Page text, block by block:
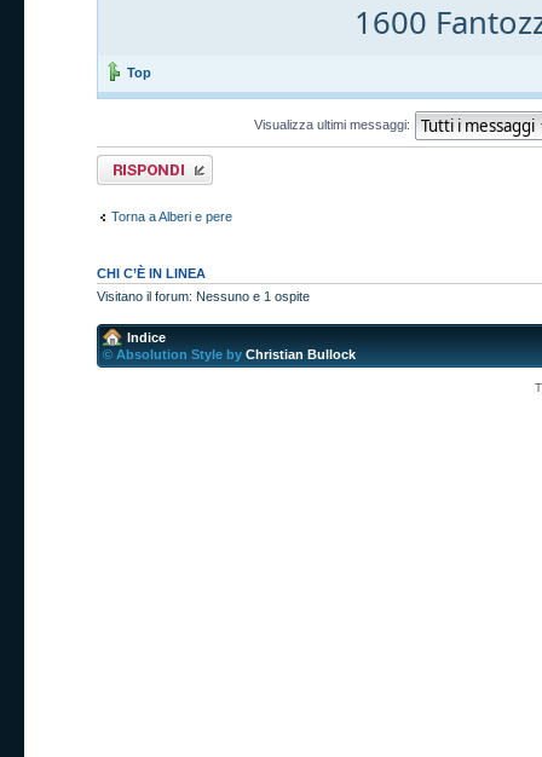
1600
Top
Visualizza ultimi messaggi:
Rispondi al
messaggio
Torna a Alberi e pere
CHI C’È IN LINEA
Visitano il forum: Nessuno e 1 ospite
Indice
© Absolution Style by Christian Bullock